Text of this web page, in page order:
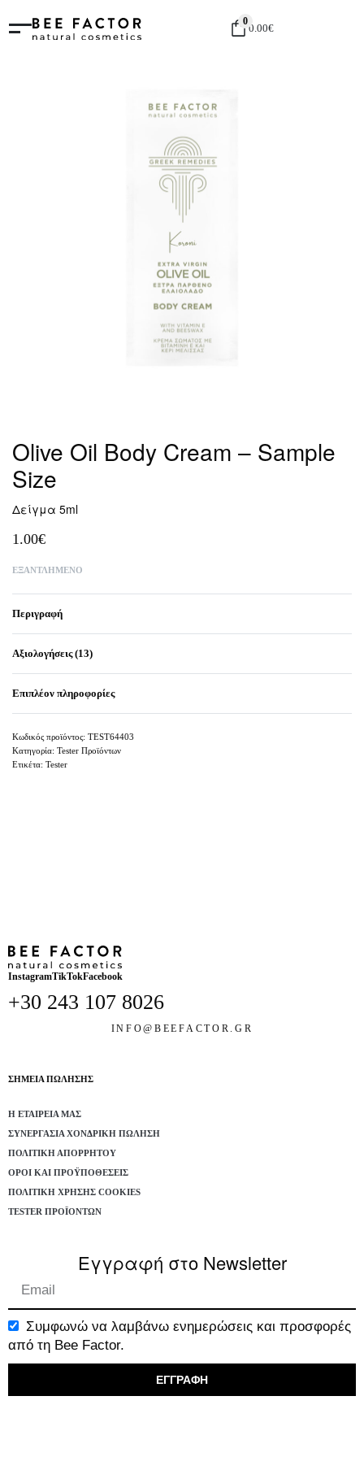
0
0.00€
Olive Oil Body Cream – Sample
Size
Δείγμα 5ml
1.00€
ΕΞΑΝΤΛΗΜΈΝΟ
Περιγραφή
Αξιολογήσεις (13)
Επιπλέον πληροφορίες
TEST64403
Κατηγορία: Tester Προϊόντων
Ετικέτα: Tester
InstagramTikTokFacebook
+30 243 107 8026
INFO@BEEFACTOR.GR
ΣΗΜΕΙΑ ΠΩΛΗΣΗΣ
Η ΕΤΑΙΡΕΊΑ ΜΑΣ
ΣΥΝΕΡΓΑΣΊΑ ΧΟΝΔΡΙΚΉ ΠΏΛΗΣΗ
ΠΟΛΙΤΙΚΉ ΑΠΟΡΡΉΤΟΥ
ΌΡΟΙ ΚΑΙ ΠΡΟΫΠΟΘΈΣΕΙΣ
ΠΟΛΙΤΙΚΉ ΧΡΉΣΗΣ COOKIES
TESTER ΠΡΟΪΌΝΤΩΝ
Εγγραφή στο Newsletter
Συμφωνώ να λαμβάνω ενημερώσεις και προσφορές
από τη Bee Factor.
ΕΓΓΡΑΦΗ